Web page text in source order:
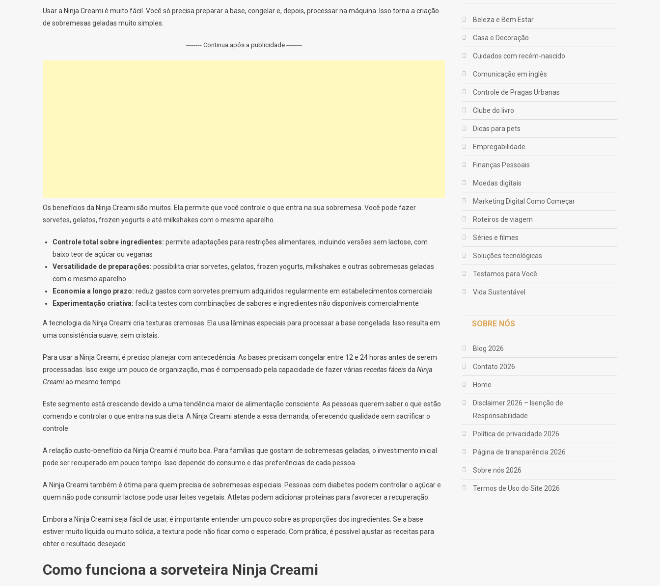
Usar a Ninja Creami é muito fácil. Você só precisa preparar a base, congelar e, depois, processar na máquina. Isso torna a criação
de sobremesas geladas muito simples.
-------- Continua após a publicidade --------
Os benefícios da Ninja Creami são muitos. Ela permite que você controle o que entra na sua sobremesa. Você pode fazer
sorvetes, gelatos, frozen yogurts e até milkshakes com o mesmo aparelho.
Controle total sobre ingredientes: permite adaptações para restrições alimentares, incluindo versões sem lactose, com
baixo teor de açúcar ou veganas
Versatilidade de preparações: possibilita criar sorvetes, gelatos, frozen yogurts, milkshakes e outras sobremesas geladas
com o mesmo aparelho
Economia a longo prazo: reduz gastos com sorvetes premium adquiridos regularmente em estabelecimentos comerciais
Experimentação criativa: facilita testes com combinações de sabores e ingredientes não disponíveis comercialmente
A tecnologia da Ninja Creami cria texturas cremosas. Ela usa lâminas especiais para processar a base congelada. Isso resulta em
uma consistência suave, sem cristais.
Para usar a Ninja Creami, é preciso planejar com antecedência. As bases precisam congelar entre 12 e 24 horas antes de serem
processadas. Isso exige um pouco de organização, mas é compensado pela capacidade de fazer várias receitas fáceisda Ninja
Creamiao mesmo tempo.
Este segmento está crescendo devido a uma tendência maior de alimentação consciente. As pessoas querem saber o que estão
comendo e controlar o que entra na sua dieta. A Ninja Creami atende a essa demanda, oferecendo qualidade sem sacrificar o
controle.
A relação custo-benefício da Ninja Creami é muito boa. Para famílias que gostam de sobremesas geladas, o investimento inicial
pode ser recuperado em pouco tempo. Isso depende do consumo e das preferências de cada pessoa.
A Ninja Creami também é ótima para quem precisa de sobremesas especiais. Pessoas com diabetes podem controlar o açúcar e
quem não pode consumir lactose pode usar leites vegetais. Atletas podem adicionar proteínas para favorecer a recuperação.
Embora a Ninja Creami seja fácil de usar, é importante entender um pouco sobre as proporções dos ingredientes. Se a base
estiver muito líquida ou muito sólida, a textura pode não ficar como o esperado. Com prática, é possível ajustar as receitas para
obter o resultado desejado.
Como funciona a sorveteira Ninja Creami
Beleza e Bem Estar
Casa e Decoração
Cuidados com recém-nascido
Comunicação em inglês
Controle de Pragas Urbanas
Clube do livro
Dicas para pets
Empregabilidade
Finanças Pessoais
Moedas digitais
Marketing Digital Como Começar
Roteiros de viagem
Séries e filmes
Soluções tecnológicas
Testamos para Você
Vida Sustentável
SOBRE NÓS
Blog 2026
Contato 2026
Home
Disclaimer 2026 – Isenção de
Responsabilidade
Política de privacidade 2026
Página de transparência 2026
Sobre nós 2026
Termos de Uso do Site 2026